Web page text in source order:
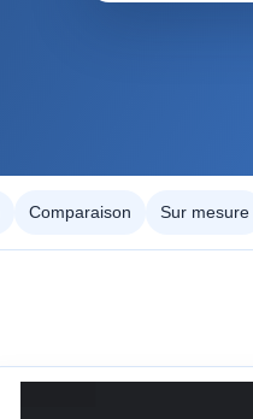
Comparaison Sur mesure